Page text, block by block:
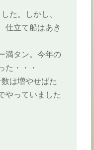
た。しかし、
仕立て船はあき
満タン。今年の
た・・・
は増やせばた
やっていました